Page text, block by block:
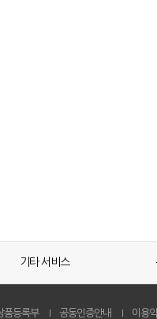
기타 서비스
품등록부 공동인증안내 이용